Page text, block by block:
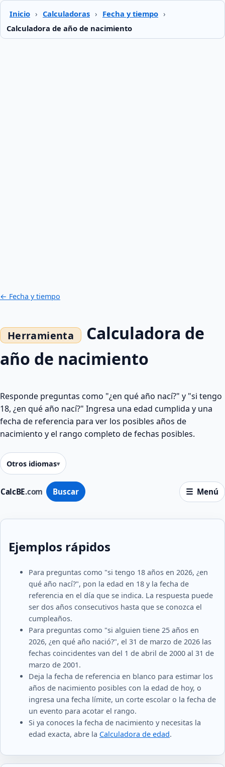
Inicio › Calculadoras › Fecha y tiempo ›
Calculadora de año de nacimiento
CalcBE.com Buscar Menú
← Fecha y tiempo
Calculadora de
año de nacimiento
Responde preguntas como "¿en qué año nací?" y "si tengo
18, ¿en qué año nací?" Ingresa una edad cumplida y una
fecha de referencia para ver los posibles años de
nacimiento y el rango completo de fechas posibles.
Otros idiomas
Ejemplos rápidos
Para preguntas como "si tengo 18 años en 2026, ¿en
qué año nací?", pon la edad en 18 y la fecha de
referencia en el día que se indica. La respuesta puede
ser dos años consecutivos hasta que se conozca el
cumpleaños.
Para preguntas como "si alguien tiene 25 años en
2026, ¿en qué año nació?", el 31 de marzo de 2026 las
fechas coincidentes van del 1 de abril de 2000 al 31 de
marzo de 2001.
Deja la fecha de referencia en blanco para estimar los
años de nacimiento posibles con la edad de hoy, o
ingresa una fecha límite, un corte escolar o la fecha de
un evento para acotar el rango.
Si ya conoces la fecha de nacimiento y necesitas la
edad exacta, abre la Calculadora de edad.